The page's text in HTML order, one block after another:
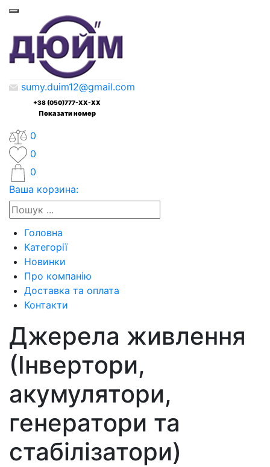
sumy.duim12@gmail.com
+38 (050)777-XX-XX
Показати номер
0
0
0
Ваша корзина:
Головна
Категорії
Новинки
Про компанію
Доставка та оплата
Контакти
Джерела живлення
(Інвертори,
акумулятори,
генератори та
стабілізатори)